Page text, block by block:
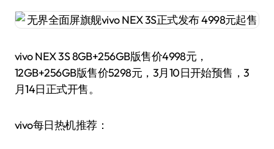
vivo NEX 3S 8GB+256GB版售价4998元，
12GB+256GB版售价5298元，3月10日开始预售，3
月14日正式开售。
vivo每日热机推荐：